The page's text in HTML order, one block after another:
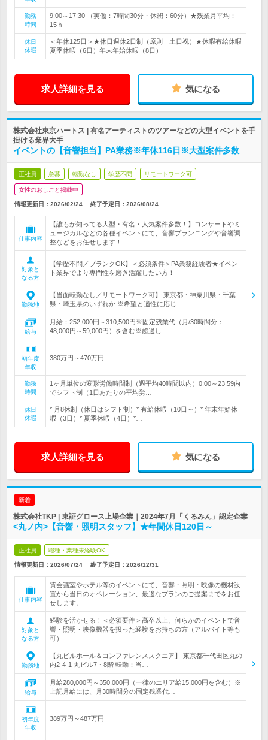
勤務
時間
9:00～17:30 （実働：7時間30分・休憩：60分）★残業月平均：
15ｈ
休日
休暇
＜年休125日＞★休日週休2日制（原則 土日祝）★休暇有給休暇
夏季休暇（6日）年末年始休暇（8日）
求人詳細を見る 気になる
株式会社東京ハートス | 有名アーティストのツアーなどの大型イベントを手
掛ける業界大手
イベントの【音響担当】PA業務※年休116日※大型案件多数
正社員 急募 転勤なし 学歴不問 リモートワーク可
女性のおしごと掲載中
情報更新日：2026/02/24 終了予定日： 2026/08/24
仕事内容
【誰もが知ってる大型・有名・人気案件多数！】コンサートやミ
ュージカルなどの各種イベントにて、音響プランニングや音響調
整などをお任せします！
対象と
なる方
【学歴不問／ブランクOK】＜必須条件＞PA業務経験者★イベン
ト業界でより専門性を磨き活躍したい方！
勤務地
【当面転勤なし／リモートワーク可】 東京都・神奈川県・千葉
県・埼玉県のいずれか ※希望と適性に応じ…
給与
月給：252,000円～310,500円※固定残業代（月/30時間分：
48,000円～59,000円）を含む※超過し…
初年度
年収
380万円～470万円
勤務
時間
1ヶ月単位の変形労働時間制（週平均40時間以内）0:00～23:59内
でシフト制（1日あたりの平均労…
休日
休暇
* 月8休制（休日はシフト制）* 有給休暇（10日～）* 年末年始休
暇（3日）* 夏季休暇（4日）*…
求人詳細を見る 気になる
新着
株式会社TKP | 東証グロース上場企業｜2024年7月「くるみん」認定企業
<丸ノ内>【音響・照明スタッフ】★年間休日120日～
正社員 職種・業種未経験OK
情報更新日：2026/07/24 終了予定日： 2026/12/31
仕事内容
貸会議室やホテル等のイベントにて、音響・照明・映像の機材設
置から当日のオペレーション、最適なプランのご提案までをお任
せします。
対象と
なる方
経験を活かせる！＜必須要件＞高卒以上、何らかのイベントで音
響・照明・映像機器を扱った経験をお持ちの方（アルバイト等も
可）
勤務地
【丸ビルホール＆コンファレンススクエア】 東京都千代田区丸の
内2-4-1 丸ビル7・8階 転勤：当…
給与
月給280,000円～350,000円（一律のエリア給15,000円を含む）※
上記月給には、月30時間分の固定残業代…
初年度
年収
389万円～487万円